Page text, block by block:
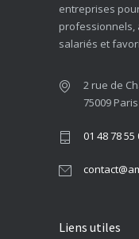
entreprises
professionnels,
salariés et
2 rue de
75009 Paris
01 48 78 55
Liens utiles